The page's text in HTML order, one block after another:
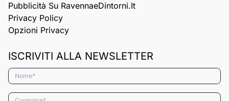
Pubblicità Su RavennaeDintorni.it
Privacy Policy
Opzioni Privacy
ISCRIVITI ALLA NEWSLETTER
Nome*
Cognome*